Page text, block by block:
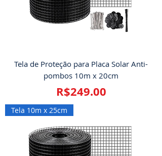
Tela de Proteção para Placa Solar Anti-
pombos 10m x 20cm
Price
R$249.00
Tela 10m x 25cm